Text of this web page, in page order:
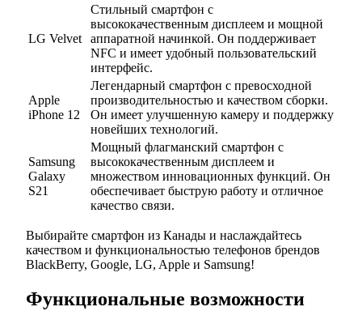
LG Velvet
Стильный смартфон с
высококачественным дисплеем и мощной
аппаратной начинкой. Он поддерживает
NFC и имеет удобный пользовательский
интерфейс.
Apple
iPhone 12
Легендарный смартфон с превосходной
производительностью и качеством сборки.
Он имеет улучшенную камеру и поддержку
новейших технологий.
Samsung
Galaxy
S21
Мощный флагманский смартфон с
высококачественным дисплеем и
множеством инновационных функций. Он
обеспечивает быструю работу и отличное
качество связи.
Выбирайте смартфон из Канады и наслаждайтесь
качеством и функциональностью телефонов брендов
BlackBerry, Google, LG, Apple и Samsung!
Функциональные возможности